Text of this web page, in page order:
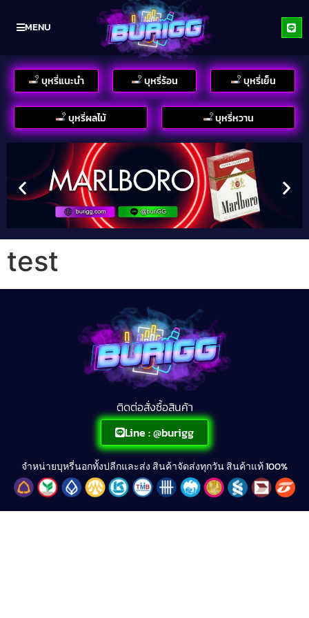
MENU
บุหรี่แนะนำ บุหรี่ร้อน บุหรี่เย็น
บุหรี่ผลไม้ บุหรี่หวาน
test
ติดต่อสั่งซื้อสินค้า
Line : @burigg
จำหน่ายบุหรี่นอกทั้งปลีกและส่ง สินค้าจัดส่งทุกวัน สินค้าแท้ 100%